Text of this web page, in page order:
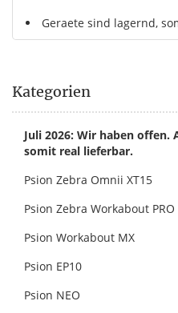
Geraete sind lagernd,
Kategorien
Juli 2026: Wir haben offen.
somit real lieferbar.
Psion Zebra Omnii XT15
Psion Zebra Workabout PRO
Psion Workabout MX
Psion EP10
Psion NEO